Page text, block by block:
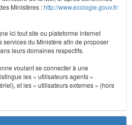
Ministères :http://www.ecologie.gouv.fr/
ici tout site ou plateforme internet
services du Ministère afin de proposer
leurs domaines respectifs.
voulant se connecter à une
les « utilisateurs agents »
et les « utilisateurs externes » (hors